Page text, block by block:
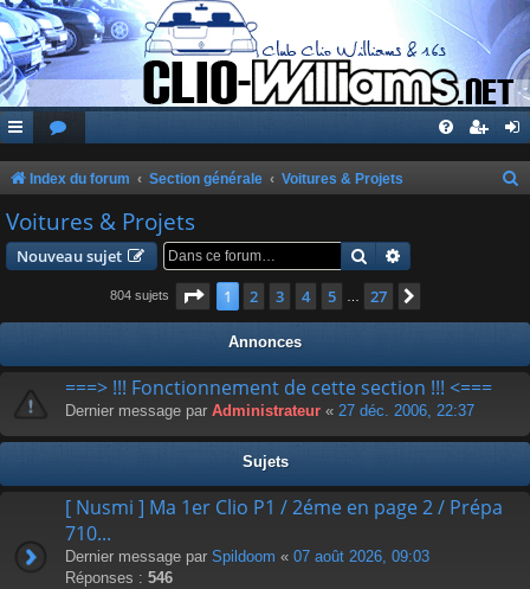
Index du forum Section générale Voitures & Projets
c
Voitures & Projets
Nouveau sujet Rechercher
804 sujets Page 1sur27
1 2 3 4 5 27
Annonces
===> !!! Fonctionnement de cette section !!! <===
Dernier message par Administrateur « 27 déc. 2006, 22:37
Sujets
[ Nusmi ] Ma 1er Clio P1 / 2éme en page 2 / Prépa
710...
Dernier message par Spildoom « 07 août 2026, 09:03
Réponses : 546